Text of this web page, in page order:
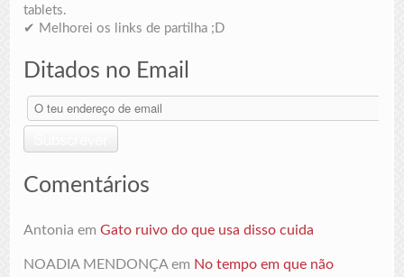
tablets.
✔ Melhorei os links de partilha ;D
Ditados no Email
O
teu
de
email
Comentários
Antonia emGato ruivo do que usa disso cuida
NOADIA MENDONÇAem No tempo em que não